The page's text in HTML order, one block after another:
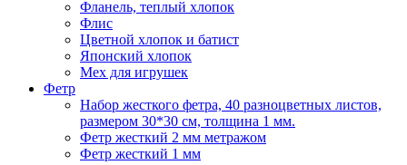
Фланель, теплый хлопок
Флис
Цветной хлопок и батист
Японский хлопок
Мех для игрушек
Фетр
Набор жесткого фетра, 40 разноцветных листов,
размером 30*30 см, толщина 1 мм.
Фетр жесткий 2 мм метражом
Фетр жесткий 1 мм